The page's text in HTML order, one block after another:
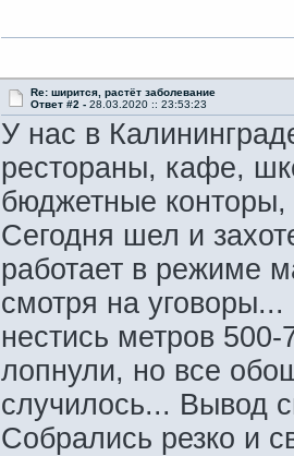
Re: ширится, растёт заболевание
Ответ #2 - 28.03.2020 :: 23:53:23
У нас в
рестораны, кафе,
бюджетные
Сегодня шел и
работает в режиме
смотря на
нестись метров
лопнули, но все
случилось... Вывод
Собрались резко и